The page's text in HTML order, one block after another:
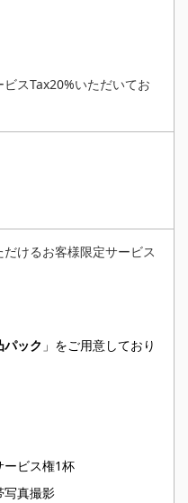
スTax20%いただいてお
けるお客様限定サービス
ック 」をご用意しており
ービス権1杯
写真撮影